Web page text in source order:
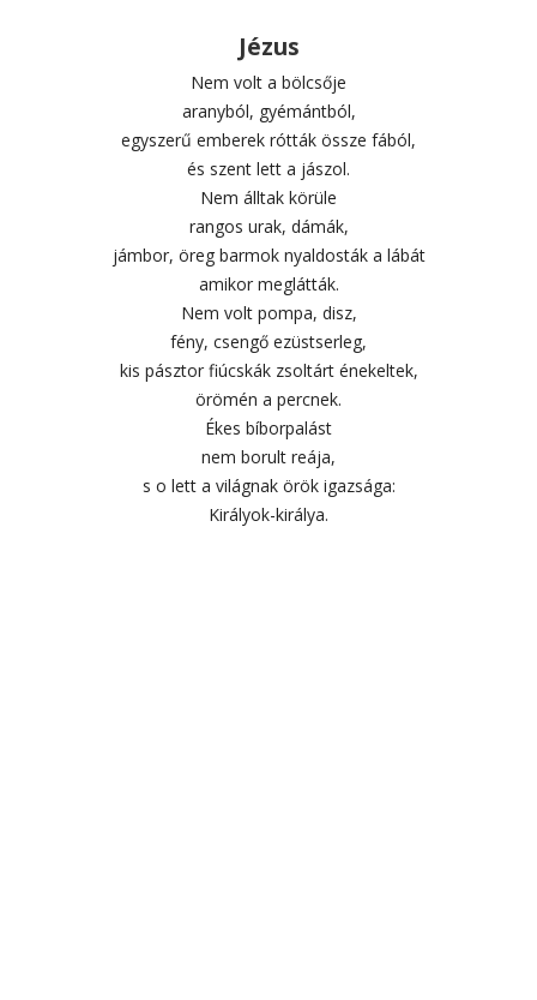
Jézus
Nem volt a bölcsője
aranyból, gyémántból,
egyszerű emberek rótták össze fából,
és szent lett a jászol.
Nem álltak körüle
rangos urak, dámák,
jámbor, öreg barmok nyaldosták a lábát
amikor meglátták.
Nem volt pompa, disz,
fény, csengő ezüstserleg,
kis pásztor fiúcskák zsoltárt énekeltek,
örömén a percnek.
Ékes bíborpalást
nem borult reája,
s o lett a világnak örök igazsága:
Királyok-királya.